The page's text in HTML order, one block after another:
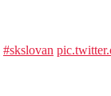
#skslovan